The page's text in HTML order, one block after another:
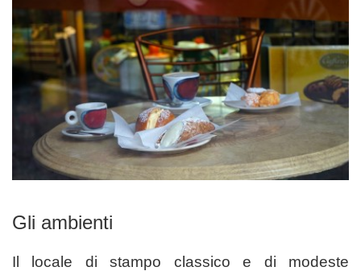
Gli ambienti
Il locale di stampo classico e di modeste